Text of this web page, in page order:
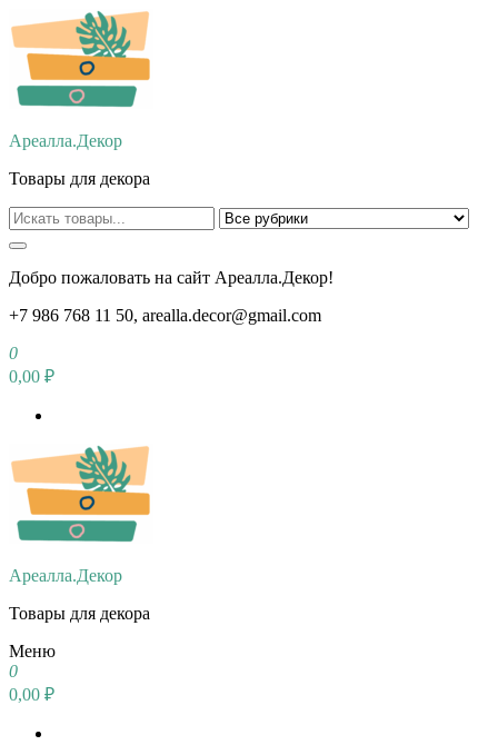
Перейти
к
содержимому
Ареалла.Декор
Товары для декора
Добро пожаловать на сайт Ареалла.Декор!
+7 986 768 11 50, arealla.decor@gmail.com
0
0,00 ₽
Ареалла.Декор
Товары для декора
Меню
0
0,00 ₽